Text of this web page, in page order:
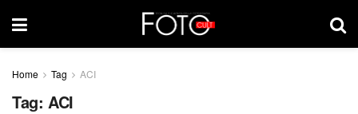
Home Tag ACI
Tag: ACI